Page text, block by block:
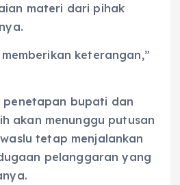
materi dari pihak
keterangan,”
penetapan bupati dan
akan menunggu putusan
tetap menjalankan
pelanggaran yang